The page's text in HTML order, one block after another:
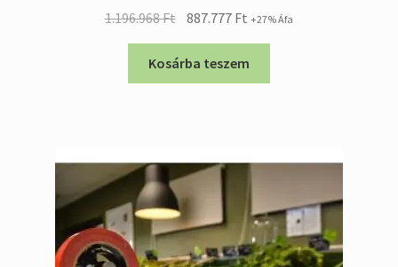
1.196.968Ft Original
price
was:
1.196.968 Ft.
887.777 Ft Current
price
is:
887.777 Ft.
+27% Áfa
Kosárba teszem